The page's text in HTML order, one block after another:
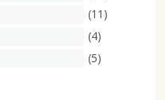
(11)
(4)
(5)